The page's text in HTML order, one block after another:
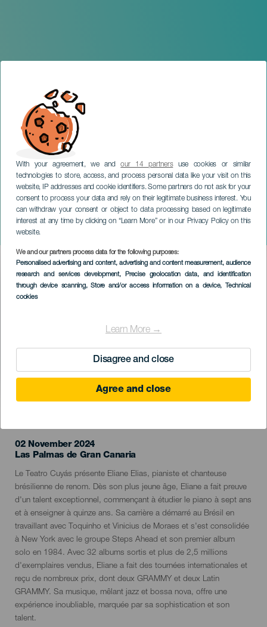
With your agreement, we andour 14 partnersuse cookies or similar
technologies to store, access, and process personal data like your visit on this
website, IP addresses and cookie identifiers. Some partners do not ask for your
consent to process your data and rely on their legitimate business interest. You
can withdraw your consent or object to data processing based on legitimate
interest at any time by clicking on “Learn More” or in our Privacy Policy on this
website.
We and our partners process data for the following purposes:
Personalised advertising and content, advertising and content measurement, audience
research and services development, Precise geolocation data, and identification
through device scanning, Store and/or access information on a device, Technical
cookies
Learn More →
Disagree and close
Agree and close
Eliane Elias: Jazz
GRAN CANARIA
Imagen
Listado
02 November 2024
Localidad
Las Palmas de Gran Canaria
Descripción
del
evento
Le Teatro Cuyás présente Eliane Elias, pianiste et chanteuse
brésilienne de renom. Dès son plus jeune âge, Eliane a fait preuve
d'un talent exceptionnel, commençant à étudier le piano à sept ans
et à enseigner à quinze ans. Sa carrière a démarré au Brésil en
travaillant avec Toquinho et Vinicius de Moraes et s'est consolidée
à New York avec le groupe Steps Ahead et son premier album
solo en 1984. Avec 32 albums sortis et plus de 2,5 millions
d'exemplaires vendus, Eliane a fait des tournées internationales et
reçu de nombreux prix, dont deux GRAMMY et deux Latin
GRAMMY. Sa musique, mêlant jazz et bossa nova, offre une
expérience inoubliable, marquée par sa sophistication et son
talent.